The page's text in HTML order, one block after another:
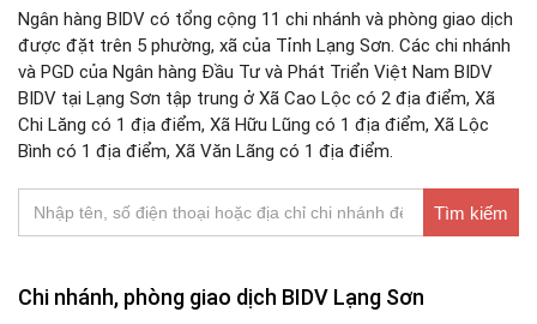
Ngân hàng BIDV có tổng cộng 11 chi nhánh và phòng giao dịch
được đặt trên 5 phường, xã của Tỉnh Lạng Sơn. Các chi nhánh
và PGD của Ngân hàng Đầu Tư và Phát Triển Việt Nam BIDV
BIDV tại Lạng Sơn tập trung ở Xã Cao Lộc có 2 địa điểm, Xã
Chi Lăng có 1 địa điểm, Xã Hữu Lũng có 1 địa điểm, Xã Lộc
Bình có 1 địa điểm, Xã Văn Lãng có 1 địa điểm.
Tìm kiếm
Chi nhánh, phòng giao dịch BIDV Lạng Sơn